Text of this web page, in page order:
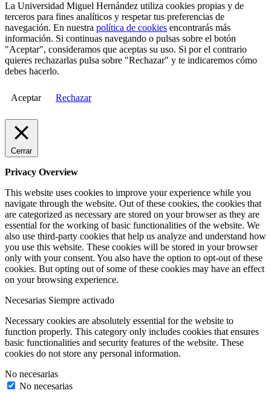
La Universidad Miguel Hernández utiliza cookies propias y de
terceros para fines analíticos y respetar tus preferencias de
navegación. En nuestra política de cookies encontrarás más
información. Si continuas navegando o pulsas sobre el botón
"Aceptar", consideramos que aceptas su uso. Si por el contrario
quieres rechazarlas pulsa sobre "Rechazar" y te indicaremos cómo
debes hacerlo.
Aceptar Rechazar
Cerrar
Privacy Overview
This website uses cookies to improve your experience while you
navigate through the website. Out of these cookies, the cookies that
are categorized as necessary are stored on your browser as they are
essential for the working of basic functionalities of the website. We
also use third-party cookies that help us analyze and understand how
you use this website. These cookies will be stored in your browser
only with your consent. You also have the option to opt-out of these
cookies. But opting out of some of these cookies may have an effect
on your browsing experience.
Necesarias Siempre activado
Necessary cookies are absolutely essential for the website to
function properly. This category only includes cookies that ensures
basic functionalities and security features of the website. These
cookies do not store any personal information.
No necesarias
No necesarias